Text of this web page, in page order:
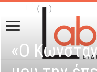
«Ο